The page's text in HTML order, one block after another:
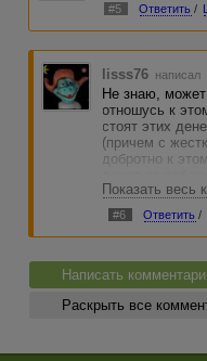
#5 Ответить /
lisss76 написал
Не знаю, может
отношусь к
стоят этих
(причем с
добротно к
математика :)
делать, а
же 0.5
375 делим на
Показать весь
#6 Ответить /
Написать
Раскрыть все